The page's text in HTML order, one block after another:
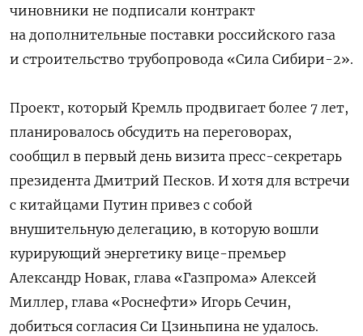
чиновники не подписали контракт
на дополнительные поставки российского газа
и строительство трубопровода «Сила Сибири-2».
Проект, который Кремль продвигает более 7 лет,
планировалось обсудить на переговорах,
сообщил в первый день визита пресс-секретарь
президента Дмитрий Песков. И хотя для встречи
с китайцами Путин привез с собой
внушительную делегацию, в которую вошли
курирующий энергетику вице-премьер
Александр Новак, глава «Газпрома» Алексей
Миллер, глава «Роснефти» Игорь Сечин,
добиться согласия Си Цзиньпина не удалось.